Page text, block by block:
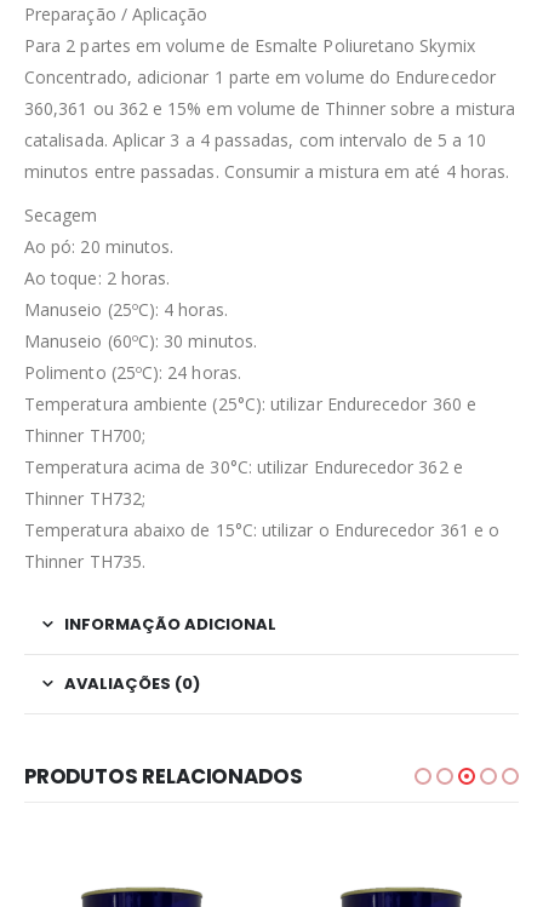
Preparação / Aplicação
Para 2 partes em volume de Esmalte Poliuretano Skymix
Concentrado, adicionar 1 parte em volume do Endurecedor
360,361 ou 362 e 15% em volume de Thinner sobre a mistura
catalisada. Aplicar 3 a 4 passadas, com intervalo de 5 a 10
minutos entre passadas. Consumir a mistura em até 4 horas.
Secagem
Ao pó: 20 minutos.
Ao toque: 2 horas.
Manuseio (25ºC): 4 horas.
Manuseio (60ºC): 30 minutos.
Polimento (25ºC): 24 horas.
Temperatura ambiente (25°C): utilizar Endurecedor 360 e
Thinner TH700;
Temperatura acima de 30°C: utilizar Endurecedor 362 e
Thinner TH732;
Temperatura abaixo de 15°C: utilizar o Endurecedor 361 e o
Thinner TH735.
INFORMAÇÃO ADICIONAL
AVALIAÇÕES (0)
PRODUTOS RELACIONADOS